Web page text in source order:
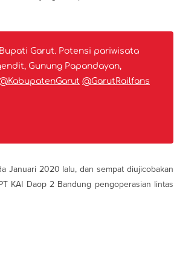
Garut. Potensi pariwisata
Gunung Papandayan,
@GarutRailfans
Januari 2020 lalu, dan sempat diujicobakan
KAI Daop 2 Bandung pengoperasian lintas